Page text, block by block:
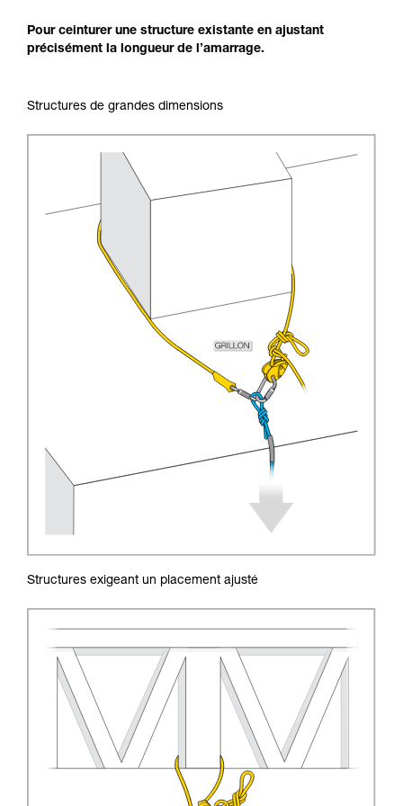
Pour ceinturer une structure existante en ajustant
précisément la longueur de l’amarrage.
Structures de grandes dimensions
Structures exigeant un placement ajusté